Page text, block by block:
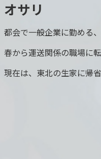
オサリ
都会で一般企業に勤める
春から運送関係の職場に転
現在は、東北の生家に帰省